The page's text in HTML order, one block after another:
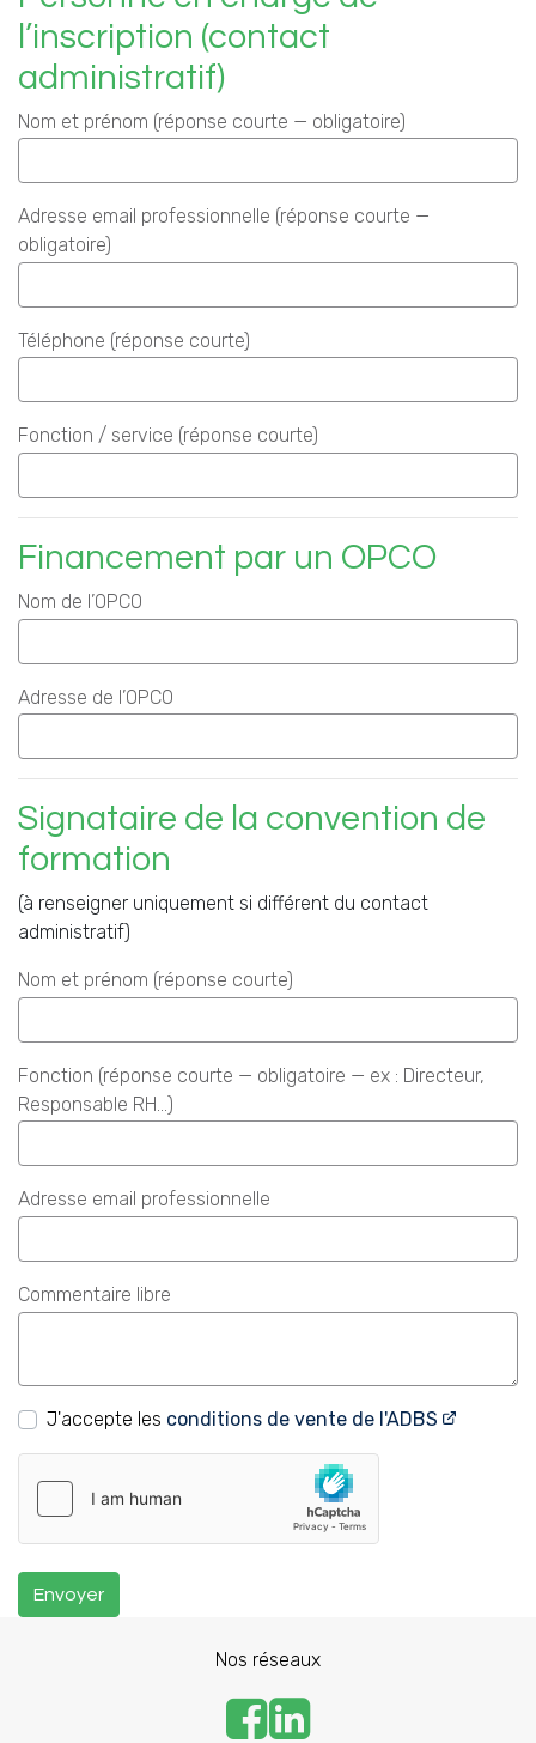
l’inscription (contact
administratif)
Nom et prénom (réponse courte — obligatoire)
Adresse email professionnelle (réponse courte —
obligatoire)
Téléphone (réponse courte)
Fonction / service (réponse courte)
Financement par un OPCO
Nom de l’OPCO
Adresse de l’OPCO
Signataire de la convention de
formation
(à renseigner uniquement si différent du contact
administratif)
Nom et prénom (réponse courte)
Fonction (réponse courte — obligatoire — ex : Directeur,
Responsable RH…)
Adresse email professionnelle
Commentaire libre
J'accepte les conditions de vente de l'ADBS
Envoyer
Nos réseaux